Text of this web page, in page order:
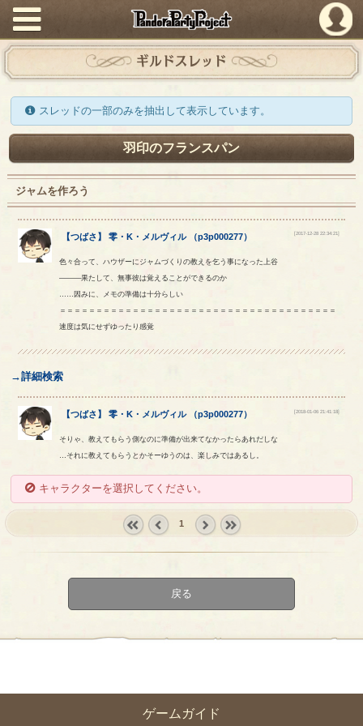
PandoraPartyProject
ゲームガイド
ギルドスレッド
スレッドの一部のみを抽出して表示しています。
羽印のフランスパン
ジャムを作ろう
【つばさ 】零 ・K ・ メルヴィル（p3p000277） [2017-12-28 22:34:21]
色々合って、ハウザーにジャムづくりの教えを乞う事になった上谷
―――果たして、無事彼は覚えることができるのか
……因みに、メモの準備は十分らしい
＝＝＝＝＝＝＝＝＝＝＝＝＝＝＝＝＝＝＝＝＝＝＝＝＝＝＝＝＝＝＝＝＝＝＝＝＝＝
速度は気にせずゆったり感覚
→詳細検索
【つばさ 】零 ・K ・ メルヴィル（p3p000277） [2018-01-06 21:41:18]
そりゃ、教えてもらう側なのに準備が出来てなかったらあれだしな
…それに教えてもらうとかそーゆうのは、楽しみではあるし。
キャラクターを選択してください。
1
戻る